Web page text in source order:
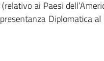
ai Paesi
Diplomatica